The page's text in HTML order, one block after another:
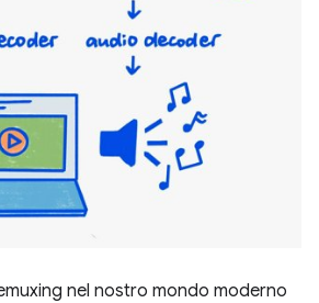
nel nostro mondo moderno